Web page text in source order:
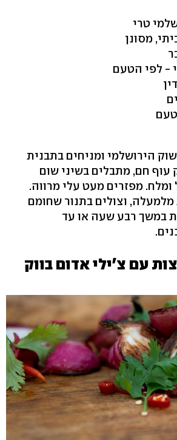
- לפי הטעם
הירושלמי ומניחים בתבנית
עוף חם, מתבלים בשיני שום
מפזרים מעט עלי מרווה.
וצולים בתנור שחומם
200 מעלות במשך רבע שעה או עד
עם צ'ילי אדום בווק